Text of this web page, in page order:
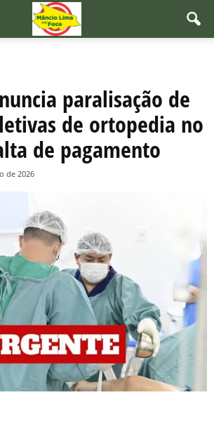
paralisação de
de ortopedia no
de pagamento
de 2026